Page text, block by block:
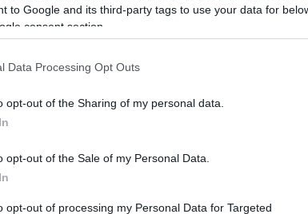
to Google and its third-party tags to use your data for
consent section.
Data Processing Opt Outs
opt-out of the Sharing of my personal data.
opt-out of the Sale of my Personal Data.
opt-out of processing my Personal Data for Targeted
folyamatos bővülését és a valódi
más ez a szakma, és más korszakot
más érában nőttem fel és váltam